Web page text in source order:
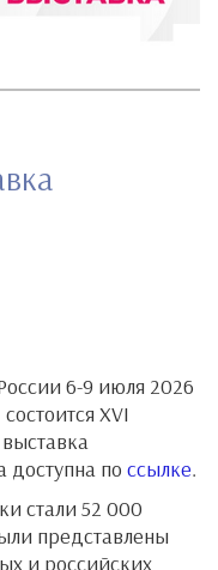
6-9 июля 2026
XVI
по ссылке.
стали 52 000
представлены
и российских